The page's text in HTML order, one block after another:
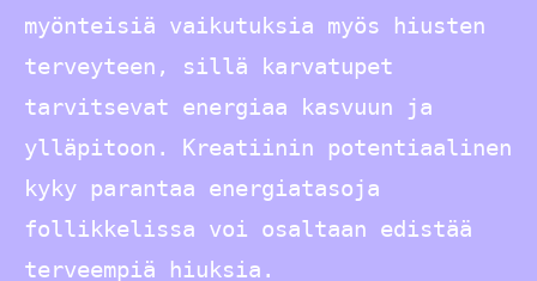
myönteisiä vaikutuksia myös hiusten
terveyteen, sillä karvatupet
tarvitsevat energiaa kasvuun ja
ylläpitoon. Kreatiinin potentiaalinen
kyky parantaa energiatasoja
follikkelissa voi osaltaan edistää
terveempiä hiuksia.